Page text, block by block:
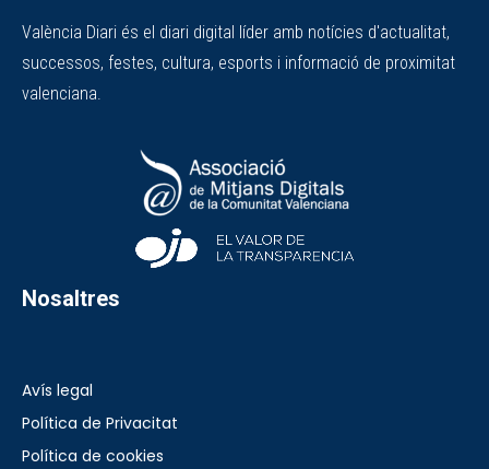
València Diari és el diari digital líder amb notícies d'actualitat,
successos, festes, cultura, esports i informació de proximitat
valenciana.
Nosaltres
Avís legal
Política de Privacitat
Política de cookies